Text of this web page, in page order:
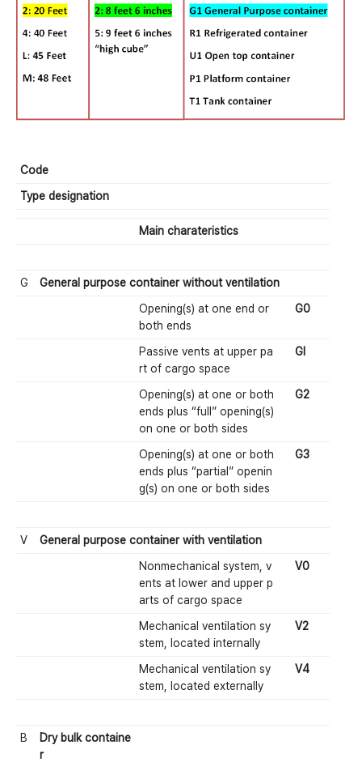
Code
Type designation
Main charateristics
G
General purpose container without ventilation
Opening(s) at one end or
both ends
G0
Passive vents at upper pa
rt of cargo space
Gl
Opening(s) at one or both
ends plus “full” opening(s)
on one or both sides
G2
Opening(s) at one or both
ends plus “partial” openin
g(s) on one or both sides
G3
V
General purpose container with ventilation
Nonmechanical system, v
ents at lower and upper p
arts of cargo space
V0
Mechanical ventilation sy
stem, located internally
V2
Mechanical ventilation sy
stem, located externally
V4
B
Dry bulk containe
r